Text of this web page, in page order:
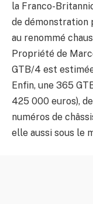
la Franco-
de démonstration
au renommé
Propriété de
GTB/4 est
Enfin, une 365
425 000 euros),
numéros de
elle aussi sous le